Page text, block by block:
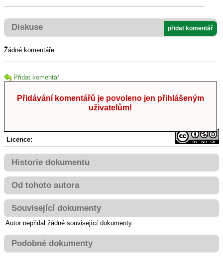
Diskuse přidat komentář
Žádné komentáře
Přidat komentář
Přidávání komentářů je povoleno jen přihlášeným
uživatelům!
Licence:
Historie dokumentu
Od tohoto autora
Související dokumenty
Autor nepřidal žádné související dokumenty.
Podobné dokumenty